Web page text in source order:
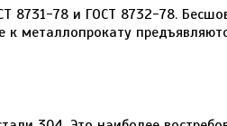
8731-78 и ГОСТ 8732-78.
металлопрокату